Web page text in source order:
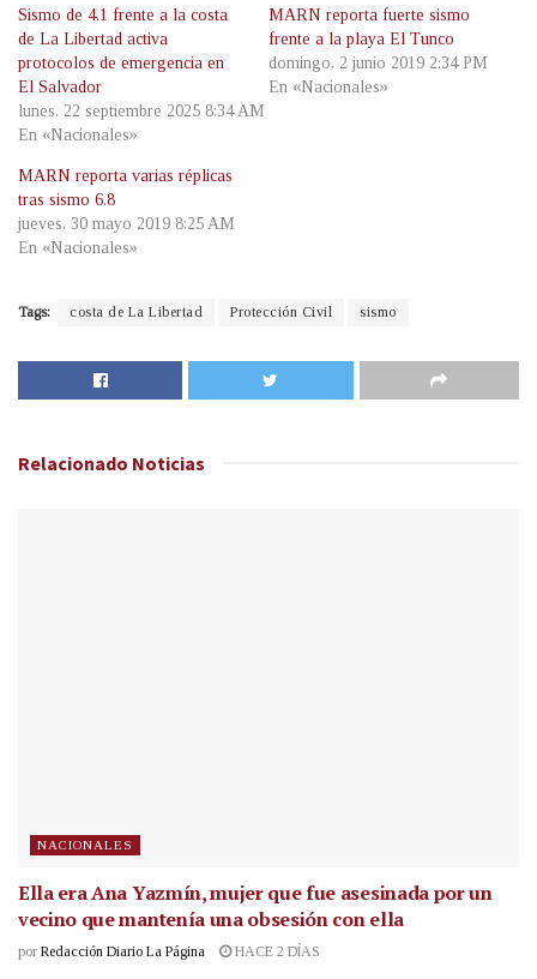
Sismo de 4.1 frente a la costa
de La Libertad activa
protocolos de emergencia en
El Salvador
lunes, 22 septiembre 2025 8:34 AM
En «Nacionales»
MARN reporta fuerte sismo
frente a la playa El Tunco
domingo, 2 junio 2019 2:34 PM
En «Nacionales»
MARN reporta varias réplicas
tras sismo 6.8
jueves, 30 mayo 2019 8:25 AM
En «Nacionales»
Tags: costa de La Libertad Protección Civil sismo
Relacionado Noticias
NACIONALES
Ella era Ana Yazmín, mujer que fue asesinada por un
vecino que mantenía una obsesión con ella
por Redacción Diario La Página HACE 2 DÍAS